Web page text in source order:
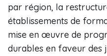
par région, la
établissements de
mise en œuvre de
durables en faveur des